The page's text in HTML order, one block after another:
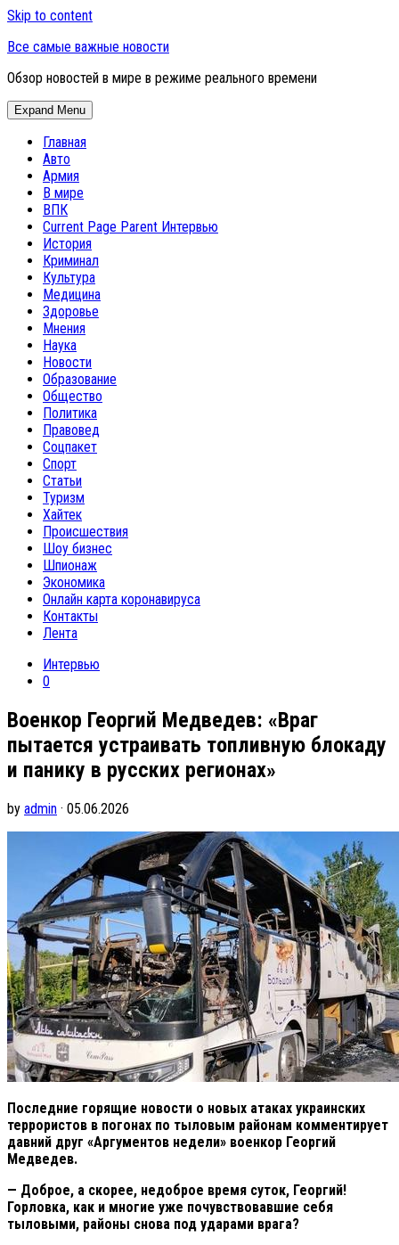
Skip to content
Все самые важные новости
Обзор новостей в мире в режиме реального времени
Expand Menu
Главная
Авто
Армия
В мире
ВПК
Current Page Parent Интервью
История
Криминал
Культура
Медицина
Здоровье
Мнения
Наука
Новости
Образование
Общество
Политика
Правовед
Соцпакет
Спорт
Статьи
Туризм
Хайтек
Происшествия
Шоу бизнес
Шпионаж
Экономика
Онлайн карта коронавируса
Контакты
Лента
Интервью
0
Военкор Георгий Медведев: «Враг
пытается устраивать топливную блокаду
и панику в русских регионах»
by admin · 05.06.2026
Последние горящие новости о новых атаках украинских
террористов в погонах по тыловым районам комментирует
давний друг «Аргументов недели» военкор Георгий
Медведев.
— Доброе, а скорее, недоброе время суток, Георгий!
Горловка, как и многие уже почувствовавшие себя
тыловыми, районы снова под ударами врага?